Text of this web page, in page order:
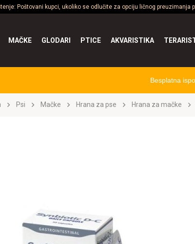
Poštovani kupci, ukoliko se odlučite za opciju ličnog
MAČKE GLODARI PTICE AKVARISTIKA
Besplatna
Psi Mačke Hrana za pse Hrana za mačke